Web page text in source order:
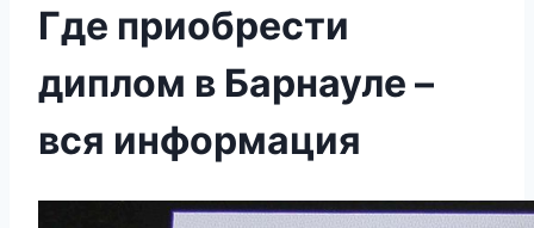
Где приобрести
диплом в Барнауле –
вся информация